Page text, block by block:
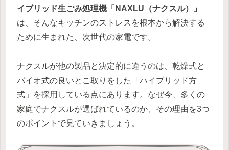
イブリッド生ごみ処理機「NAXLU（ナクスル）」
は、そんなキッチンのストレスを根本から解決する
ために生まれた、次世代の家電です。
ナクスルが他の製品と決定的に違うのは、乾燥式と
バイオ式の良いとこ取りをした「ハイブリッド方
式」を採用している点にあります。なぜ今、多くの
家庭でナクスルが選ばれているのか、その理由を3つ
のポイントで見ていきましょう。